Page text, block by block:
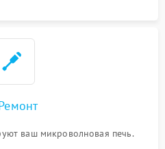
ваш микроволновая печь.